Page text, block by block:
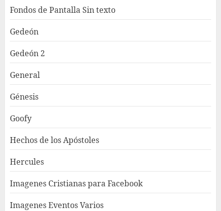
Fondos de Pantalla Sin texto
Gedeón
Gedeón 2
General
Génesis
Goofy
Hechos de los Apóstoles
Hercules
Imagenes Cristianas para Facebook
Imagenes Eventos Varios